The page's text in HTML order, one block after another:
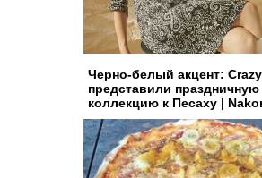
Черно-белый акцент:
представили праздничную
коллекцию к Песаху |